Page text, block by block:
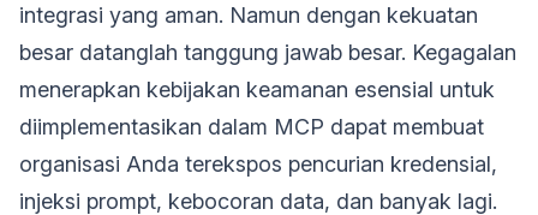
integrasi yang aman. Namun dengan kekuatan
besar datanglah tanggung jawab besar. Kegagalan
menerapkan kebijakan keamanan esensial untuk
diimplementasikan dalam MCP dapat membuat
organisasi Anda terekspos pencurian kredensial,
injeksi prompt, kebocoran data, dan banyak lagi.